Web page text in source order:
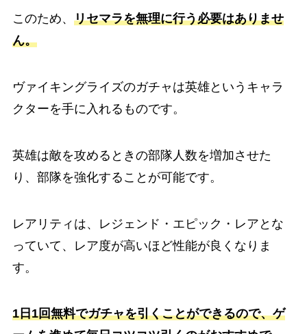
このため、 リセマラを無理に行う必要はありませ
ん。
ヴァイキングライズのガチャは英雄というキャラ
クターを手に入れるものです。
英雄は敵を攻めるときの部隊人数を増加させた
り、部隊を強化することが可能です。
レアリティは、レジェンド・エピック・レアとな
っていて、レア度が高いほど性能が良くなりま
す。
1日1回無料でガチャを引くことができるので、ゲ